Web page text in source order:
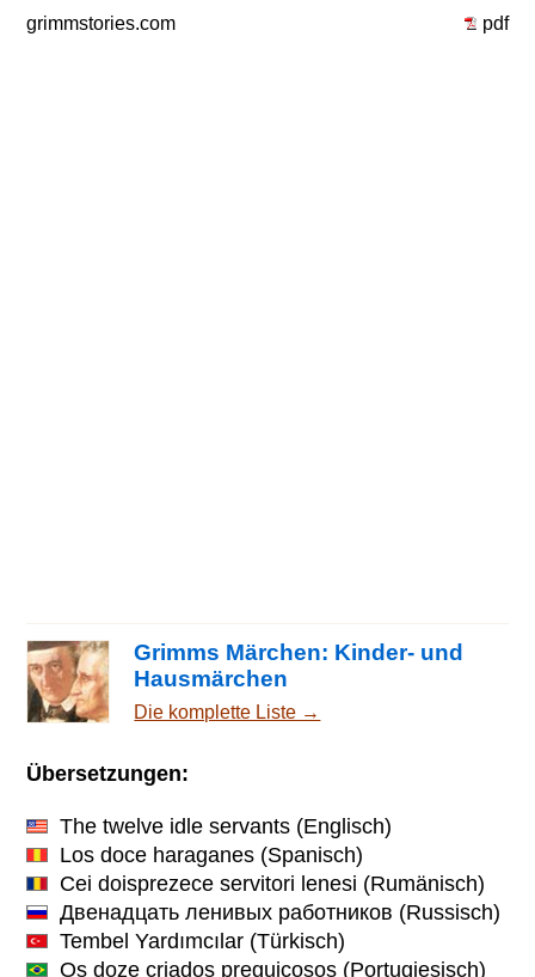
grimmstories.com pdf
Grimms Märchen: Kinder- und
Hausmärchen
Die komplette Liste →
Übersetzungen:
The twelve idle servants (Englisch)
Los doce haraganes (Spanisch)
Cei doisprezece servitori lenesi (Rumänisch)
Двенадцать ленивых работников (Russisch)
Tembel Yardımcılar (Türkisch)
Os doze criados preguiçosos (Portugiesisch)